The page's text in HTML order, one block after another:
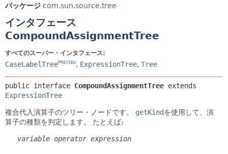
パッケージ com.sun.source.tree
インタフェース
CompoundAssignmentTree
すべてのスーパー・インタフェース:
CaseLabelTreePREVIEW, ExpressionTree, Tree
public interface CompoundAssignmentTree
ExpressionTree
複合代入演算子のツリー・ノードです。 getKindを使用して、演
算子の種類を判定します。
たとえば:
variable operator expression